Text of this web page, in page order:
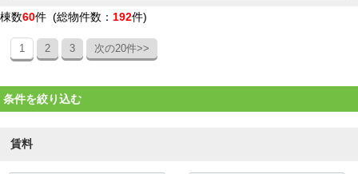
棟数60件 (総物件数： 192件)
1 2 3 次の20件>>
条件を絞り込む
賃料